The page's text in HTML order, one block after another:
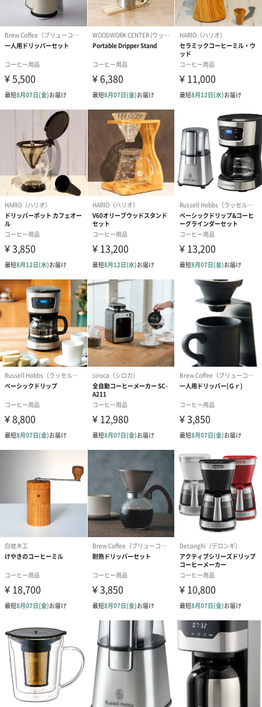
がら注湯！
「Toffy（トフィー）」
Toffyが彩るとっておきの毎日！
朝食から午後のティータイムに、元気が欲しい時やリラックスし
たい時に、Toffyはいつだって私の味方。Toffyのキッチン家電はシ
ンプルで使いやすく、見た目もステキ。どんな時もToffyが私の毎
日を、彩り豊かにしてくれる。ちょっぴりレトロで親しみのある
デザインが魅⼒。シンプルで扱いやすい、ダスティカラーが⼈気
のクラシックラインです。
コーヒー好きな方に
ホットコーヒーだけでなくアイスコーヒーも作れるため、日常的
にアイスコーヒーを飲む方におすすめです。1年中楽しめるアイテ
ムのため、コーヒー好きの方のギフトに最適です。
商品詳細情報
材質
本体：PP
水タンク：PP
1600g
外装サイズ
長さ343mm×幅269mm×高さ213mm
外装パッケー
直方体化粧箱
同梱物
・ガラスポットふた
・計量スプーン
・ペーパーフィルター（5枚）
・ユーザーズガイド（保証書含む）
全体重量
2200g
製造国
AC100V 50-60Hz
定格消費電力
800W
水タンク容量
650ml
電源コード長
約1.0m